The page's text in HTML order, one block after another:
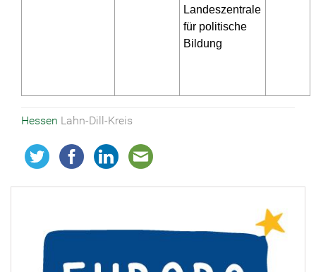
Landeszentrale
für politische
Bildung
Hessen Lahn-Dill-Kreis